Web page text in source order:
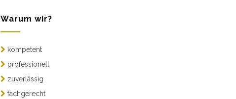
Warum wir?
kompetent
professionell
zuverlässig
fachgerecht